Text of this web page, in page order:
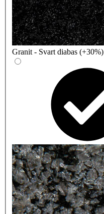
Granit - Svart diabas (+30%)